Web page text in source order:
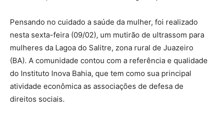
Pensando no cuidado a saúde da mulher, foi realizado
nesta sexta-feira (09/02), um mutirão de ultrassom para
mulheres da Lagoa do Salitre, zona rural de Juazeiro
(BA). A comunidade contou com a referência e qualidade
do Instituto Inova Bahia, que tem como sua principal
atividade econômica as associações de defesa de
direitos sociais.